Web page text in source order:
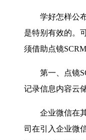
学好怎样公布
是特别有效的。
须借助点镜
第一、点镜
记录信息内容云
企业微信在其
司在引入企业微